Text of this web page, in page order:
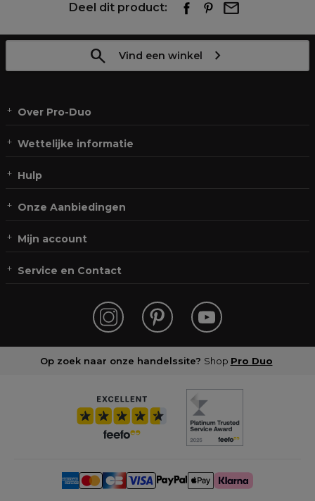
Deel dit product:
Vind een winkel
Over Pro-Duo
Wettelijke informatie
Hulp
Onze Aanbiedingen
Mijn account
Service en Contact
Op zoek naar onze handelssite? Shop Pro Duo